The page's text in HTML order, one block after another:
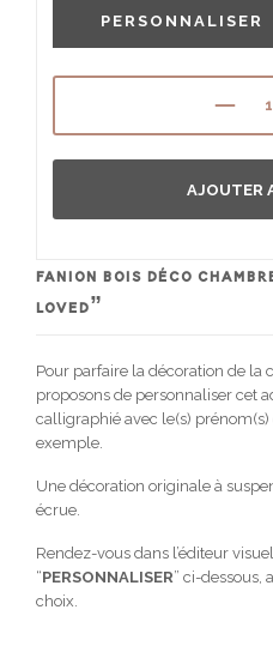
FANION BOIS DÉCO
LOVED”
Pour parfaire la décoration de la
proposons de personnaliser cet
calligraphié avec le(s) prénom(s)
exemple.
Une décoration originale à
écrue.
Rendez-vous dans l’éditeur
“PERSONNALISER” ci-dessous,
choix.
PERSONNALISER
AJOUTER